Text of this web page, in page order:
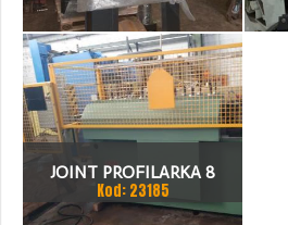
JOINT PROFILARKA 8
STACJI
Kod: 23185